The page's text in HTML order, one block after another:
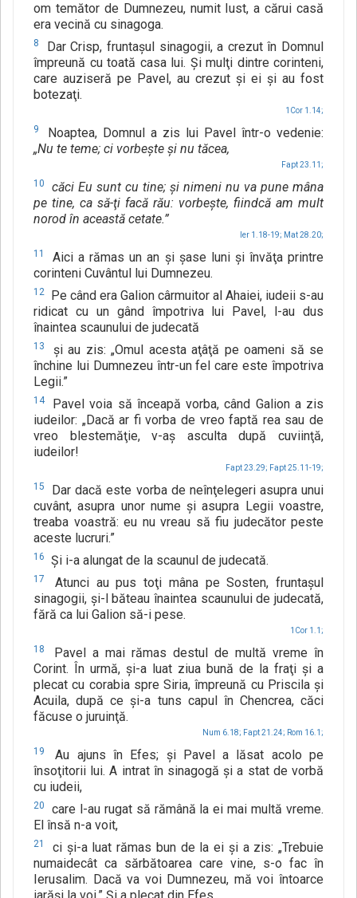
om temător de Dumnezeu, numit Iust, a cărui casă
era vecină cu sinagoga.
8
Dar Crisp, fruntaşul sinagogii, a crezut în Domnul
împreună cu toată casa lui. Şi mulţi dintre corinteni,
care auziseră pe Pavel, au crezut şi ei şi au fost
botezaţi.
1Cor 1.14;
9
Noaptea, Domnul a zis lui Pavel într-o vedenie:
„Nu te teme; ci vorbeşte şi nu tăcea,
Fapt 23.11;
10
căci Eu sunt cu tine; şi nimeni nu va pune mâna
pe tine, ca să-ţi facă rău: vorbeşte, fiindcă am mult
norod în această cetate.”
Ier 1.18-19; Mat 28.20;
11
Aici a rămas un an şi şase luni şi învăţa printre
corinteni Cuvântul lui Dumnezeu.
12
Pe când era Galion cârmuitor al Ahaiei, iudeii s-au
ridicat cu un gând împotriva lui Pavel, l-au dus
înaintea scaunului de judecată
13
şi au zis: „Omul acesta aţâţă pe oameni să se
închine lui Dumnezeu într-un fel care este împotriva
Legii.”
14
Pavel voia să înceapă vorba, când Galion a zis
iudeilor: „Dacă ar fi vorba de vreo faptă rea sau de
vreo blestemăţie, v-aş asculta după cuviinţă,
iudeilor!
Fapt 23.29; Fapt 25.11-19;
15
Dar dacă este vorba de neînţelegeri asupra unui
cuvânt, asupra unor nume şi asupra Legii voastre,
treaba voastră: eu nu vreau să fiu judecător peste
aceste lucruri.”
16 Şi i-a alungat de la scaunul de judecată.
17
Atunci au pus toţi mâna pe Sosten, fruntaşul
sinagogii, şi-l băteau înaintea scaunului de judecată,
fără ca lui Galion să-i pese.
1Cor 1.1;
18
Pavel a mai rămas destul de multă vreme în
Corint. În urmă, şi-a luat ziua bună de la fraţi şi a
plecat cu corabia spre Siria, împreună cu Priscila şi
Acuila, după ce şi-a tuns capul în Chencrea, căci
făcuse o juruinţă.
Num 6.18; Fapt 21.24; Rom 16.1;
19
Au ajuns în Efes; şi Pavel a lăsat acolo pe
însoţitorii lui. A intrat în sinagogă şi a stat de vorbă
cu iudeii,
20
care l-au rugat să rămână la ei mai multă vreme.
El însă n-a voit,
21
ci şi-a luat rămas bun de la ei şi a zis: „Trebuie
numaidecât ca sărbătoarea care vine, s-o fac în
Ierusalim. Dacă va voi Dumnezeu, mă voi întoarce